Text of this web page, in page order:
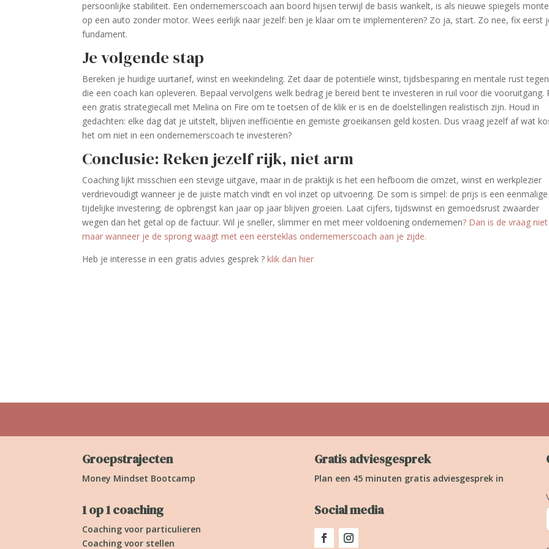
persoonlijke stabiliteit. Een ondernemerscoach aan boord hijsen terwijl de basis wankelt, is als nieuwe spiegels
op een auto zonder motor. Wees eerlijk naar jezelf: ben je klaar om te implementeren? Zo ja, start. Zo nee, fix eerst
fundament.
Je volgende stap
Bereken je huidige uurtarief, winst en weekindeling. Zet daar de potentiële winst, tijdsbesparing en mentale rust
die een coach kan opleveren. Bepaal vervolgens welk bedrag je bereid bent te investeren in ruil voor die vooruitgang.
een gratis strategiecall met Melina on Fire om te toetsen of de klik er is en de doelstellingen realistisch zijn. Houd in
gedachten: elke dag dat je uitstelt, blijven inefficiëntie en gemiste groeikansen geld kosten. Dus vraag jezelf af wat
het om niet in een ondernemerscoach te investeren?
Conclusie: Reken jezelf rijk, niet arm
Coaching lijkt misschien een stevige uitgave, maar in de praktijk is het een hefboom die omzet, winst en werkplezier
verdrievoudigt wanneer je de juiste match vindt en vol inzet op uitvoering. De som is simpel: de prijs is een
tijdelijke investering; de opbrengst kan jaar op jaar blijven groeien. Laat cijfers, tijdswinst en gemoedsrust zwaarder
wegen dan het getal op de factuur. Wil je sneller, slimmer en met meer voldoening ondernemen? Dan is de vraag
maar wanneer je de sprong waagt met een eersteklas ondernemerscoach aan je zijde.
Heb je interesse in een gratis advies gesprek ­­?klik dan hier
Groepstrajecten
Money Mindset Bootcamp
1 op 1 coaching
Coaching voor particulieren
Coaching voor stellen
Gratis adviesgesprek
Plan een 45 minuten gratis adviesgesprek in
Social media